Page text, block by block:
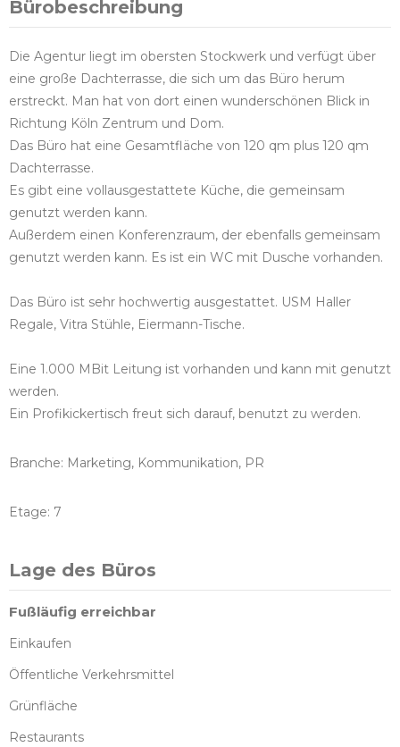
Bürobeschreibung
Die Agentur liegt im obersten Stockwerk und verfügt über
eine große Dachterrasse, die sich um das Büro herum
erstreckt. Man hat von dort einen wunderschönen Blick in
Richtung Köln Zentrum und Dom.
Das Büro hat eine Gesamtfläche von 120 qm plus 120 qm
Dachterrasse.
Es gibt eine vollausgestattete Küche, die gemeinsam
genutzt werden kann.
Außerdem einen Konferenzraum, der ebenfalls gemeinsam
genutzt werden kann. Es ist ein WC mit Dusche vorhanden.
Das Büro ist sehr hochwertig ausgestattet. USM Haller
Regale, Vitra Stühle, Eiermann-Tische.
Eine 1.000 MBit Leitung ist vorhanden und kann mit genutzt
werden.
Ein Profikickertisch freut sich darauf, benutzt zu werden.
Branche: Marketing, Kommunikation, PR
Etage: 7
Lage des Büros
Fußläufig erreichbar
Einkaufen
Öffentliche Verkehrsmittel
Grünfläche
Restaurants